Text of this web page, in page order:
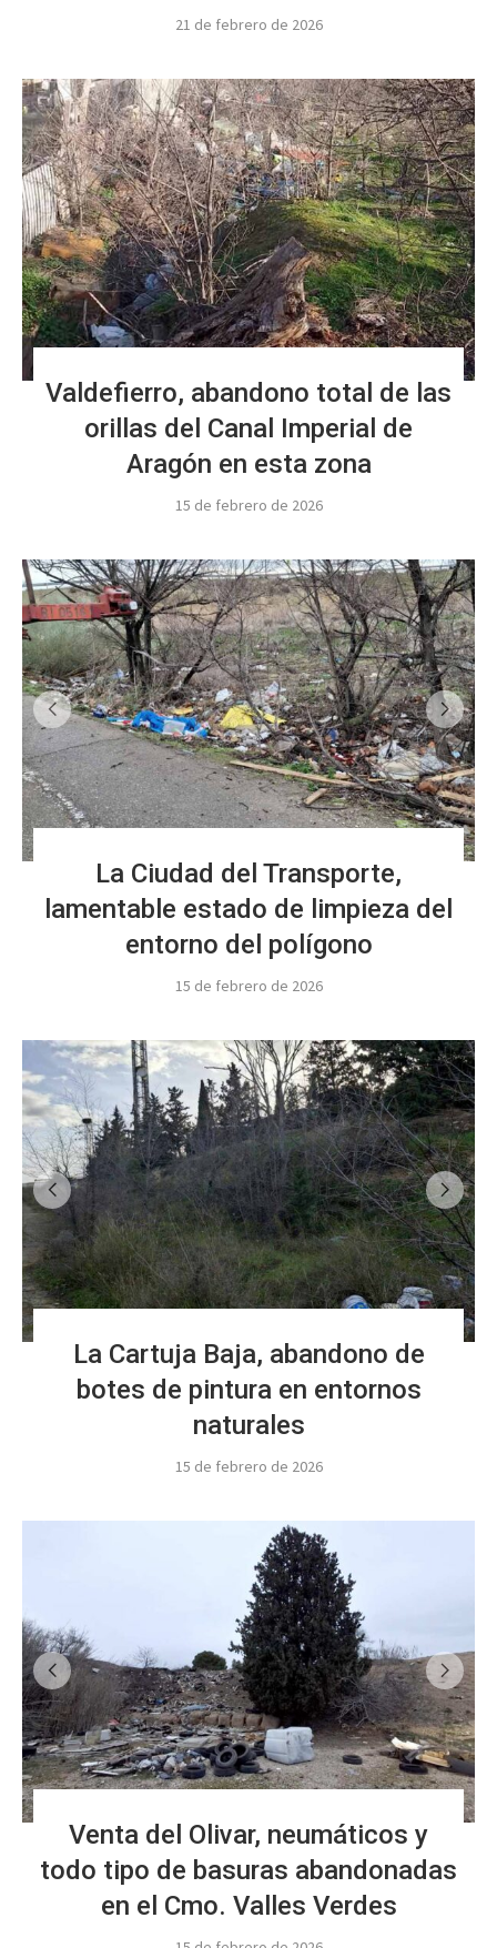
21 de febrero de 2026
Valdefierro, abandono total de las
orillas del Canal Imperial de
Aragón en esta zona
15 de febrero de 2026
La Ciudad del Transporte,
lamentable estado de limpieza del
entorno del polígono
15 de febrero de 2026
La Cartuja Baja, abandono de
botes de pintura en entornos
naturales
15 de febrero de 2026
Venta del Olivar, neumáticos y
todo tipo de basuras abandonadas
en el Cmo. Valles Verdes